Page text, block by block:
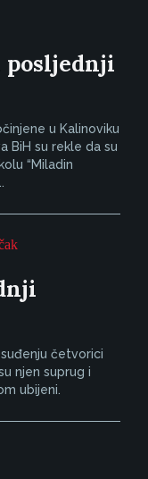
posljednji
u Kalinoviku
BiH su rekle da su
“Miladin
četvorici
njen suprug i
ubijeni.